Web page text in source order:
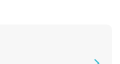
aberta e o piso frio
elevador, portaria
salão de festas,